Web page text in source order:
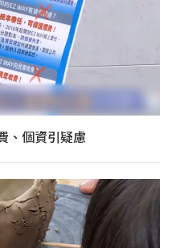
、個資引疑慮